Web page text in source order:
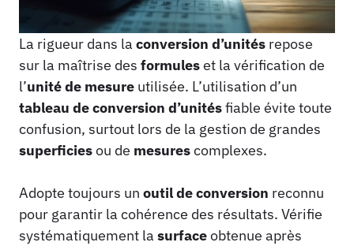
La rigueur dans la conversion d’unités repose
sur la maîtrise des formuleset la vérification de
l’unité de mesure utilisée. L’utilisation d’un
tableau de conversion d’unitésfiable évite toute
confusion, surtout lors de la gestion de grandes
superficiesou de mesurescomplexes.
Adopte toujours un outil de conversion reconnu
pour garantir la cohérence des résultats. Vérifie
systématiquement la surfaceobtenue après